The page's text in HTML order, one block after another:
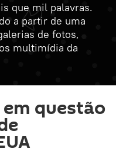
que mil palavras.
a partir de uma
de fotos,
multimídia da
questão